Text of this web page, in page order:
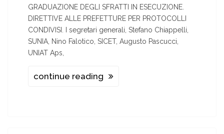
GRADUAZIONE DEGLI SFRATTI IN ESECUZIONE.
DIRETTIVE ALLE PREFETTURE PER PROTOCOLLI
CONDIVISI. I segretari generali, Stefano Chiappelli,
SUNIA, Nino Falotico, SICET, Augusto Pascucci,
UNIAT Aps,
continue reading